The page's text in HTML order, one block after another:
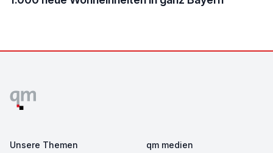
Unsere Themen qm medien